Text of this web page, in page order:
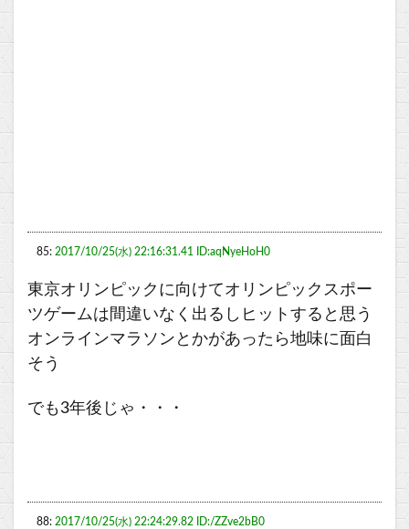
85: 2017/10/25(水) 22:16:31.41 ID:aqNyeHoH0
東京オリンピックに向けてオリンピックスポー
ツゲームは間違いなく出るしヒットすると思う
オンラインマラソンとかがあったら地味に面白
そう
でも3年後じゃ・・・
88: 2017/10/25(水) 22:24:29.82 ID:/ZZve2bB0